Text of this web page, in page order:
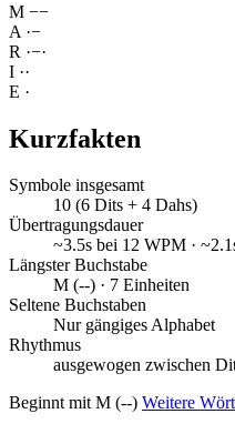
M −−
A ·−
R ·−·
I ··
E ·
Kurzfakten
Symbole insgesamt
10 (6 Dits + 4 Dahs)
Übertragungsdauer
~3.5s bei 12 WPM ·
Längster Buchstabe
M (--) · 7 Einheiten
Seltene Buchstaben
Nur gängiges Alphabet
Rhythmus
ausgewogen zwischen
Beginnt mit M (--) Weitere